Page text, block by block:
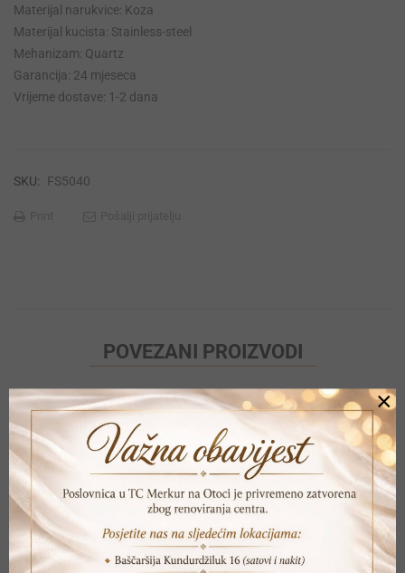
Materijal narukvice: Koza
Materijal kucista: Stainless-steel
Mehanizam: Quartz
Garancija: 24 mjeseca
Vrijeme dostave: 1-2 dana
SKU: FS5040
POVEZANI PROIZVODI
×